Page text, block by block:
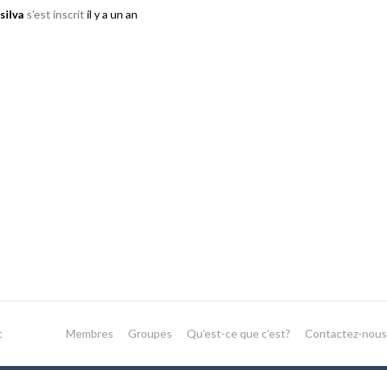
s'est inscrit il y a un an
Membres Groupes Qu’est-ce que c’est? Contactez-nous